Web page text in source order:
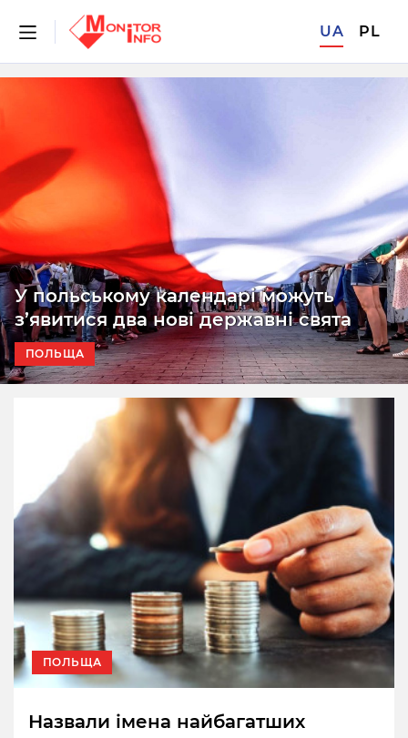
UA PL
У польському календарі можуть
з’явитися два нові державні свята
ПОЛЬЩА
ПОЛЬЩА
Назвали імена найбагатших